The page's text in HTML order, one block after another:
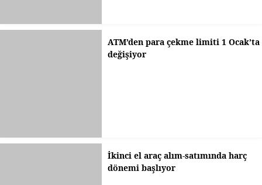
ATM’den para çekme limiti 1 Ocak’ta
değişiyor
İkinci el araç alım-satımında harç
dönemi başlıyor